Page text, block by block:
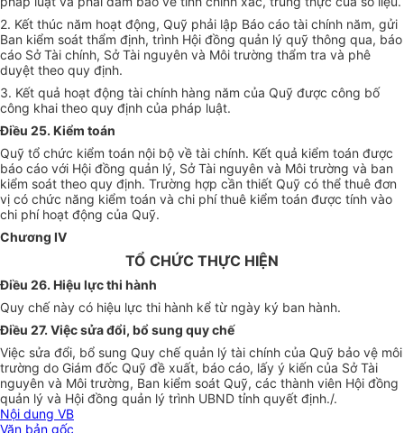
2. Kết thúc năm hoạt động, Quỹ phải lập Báo cáo tài chính năm, gửi
Ban kiểm soát thẩm định, trình Hội đồng quản lý quỹ thông qua, báo
cáo Sở Tài chính, Sở Tài nguyên và Môi trường thẩm tra và phê
duyệt theo quy định.
3. Kết quả hoạt động tài chính hàng năm của Quỹ được công bố
công khai theo quy định của pháp luật.
Điều 25. Kiểm toán
Quỹ tổ chức kiểm toán nội bộ về tài chính. Kết quả kiểm toán được
báo cáo với Hội đồng quản lý, Sở Tài nguyên và Môi trường và ban
kiểm soát theo quy định. Trường hợp cần thiết Quỹ có thể thuê đơn
vị có chức năng kiểm toán và chi phí thuê kiểm toán được tính vào
chi phí hoạt động của Quỹ.
Chương IV
TỔ CHỨC THỰC HIỆN
Điều 26. Hiệu lực thi hành
Quy chế này có hiệu lực thi hành kể từ ngày ký ban hành.
Điều 27. Việc sửa đổi, bổ sung quy chế
Việc sửa đổi, bổ sung Quy chế quản lý tài chính của Quỹ bảo vệ môi
trường do Giám đốc Quỹ đề xuất, báo cáo, lấy ý kiến của Sở Tài
nguyên và Môi trường, Ban kiểm soát Quỹ, các thành viên Hội đồng
quản lý và Hội đồng quản lý trình UBND tỉnh quyết định./.
Nội dung VB
Văn bản gốc